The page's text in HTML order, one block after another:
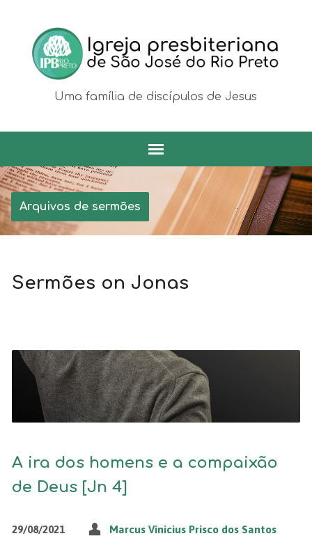
Uma família de discípulos de Jesus
Arquivos de sermões
Sermões on Jonas
A ira dos homens e a compaixão
de Deus [Jn 4]
29/08/2021 Marcus Vinicius Prisco dos Santos